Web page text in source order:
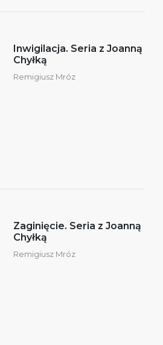
Inwigilacja. Seria z Joanną
Chyłką
Remigiusz Mróz
Zaginięcie. Seria z Joanną
Chyłką
Remigiusz Mróz